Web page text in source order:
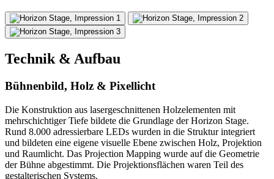
Technik & Aufbau
Bühnenbild, Holz & Pixellicht
Die Konstruktion aus lasergeschnittenen Holzelementen mit
mehrschichtiger Tiefe bildete die Grundlage der Horizon Stage.
Rund 8.000 adressierbare LEDs wurden in die Struktur integriert
und bildeten eine eigene visuelle Ebene zwischen Holz, Projektion
und Raumlicht. Das Projection Mapping wurde auf die Geometrie
der Bühne abgestimmt. Die Projektionsflächen waren Teil des
gestalterischen Systems.